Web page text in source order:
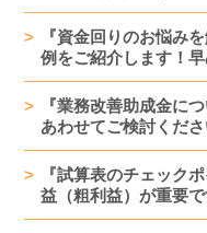
『資金回りのお悩み
例をご紹介します！
『業務改善助成金に
あわせてご検討くださ
『試算表のチェック
益（粗利益）が重要で